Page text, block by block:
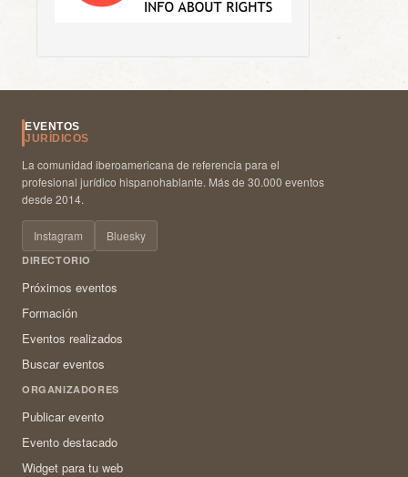
EVENTOS
JURÍDICOS
La comunidad iberoamericana de referencia para el
profesional jurídico hispanohablante. Más de 30.000 eventos
desde 2014.
Instagram Bluesky
DIRECTORIO
Próximos eventos
Formación
Eventos realizados
Buscar eventos
ORGANIZADORES
Publicar evento
Evento destacado
Widget para tu web